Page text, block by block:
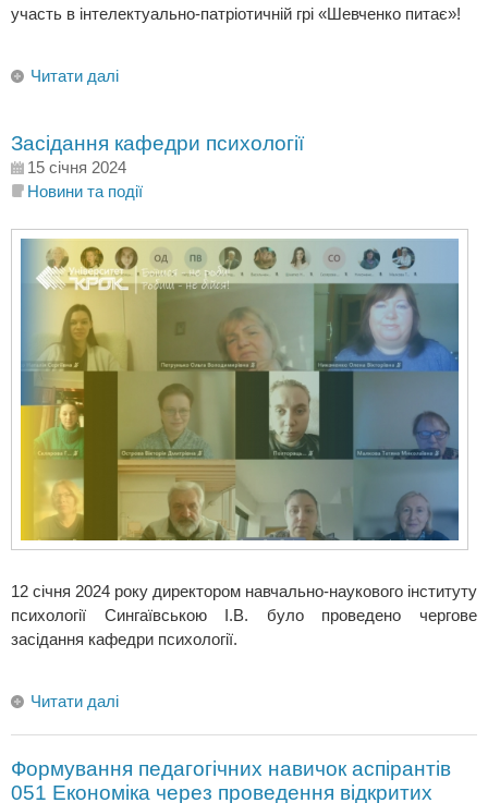
участь в інтелектуально-патріотичній грі «Шевченко питає»!
Читати далі
Засідання кафедри психології
15 січня 2024
Новини та події
12 січня 2024 року директором навчально-наукового інституту
психології Сингаївською І.В. було проведено чергове
засідання кафедри психології.
Читати далі
Формування педагогічних навичок аспірантів
051 Економіка через проведення відкритих